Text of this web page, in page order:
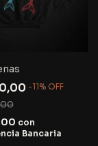
-11% OFF
con
Bancaria